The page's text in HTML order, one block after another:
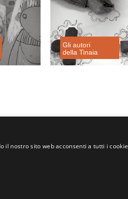
Gli autori
della Tinaia
il nostro sito web acconsenti a tutti i cookie